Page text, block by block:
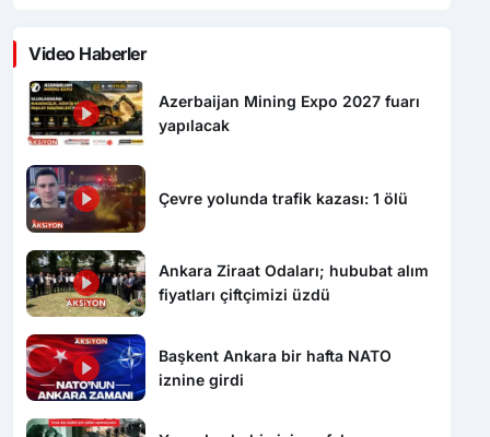
Video Haberler
Azerbaijan Mining Expo 2027 fuarı
yapılacak
Çevre yolunda trafik kazası: 1 ölü
Ankara Ziraat Odaları; hububat alım
fiyatları çiftçimizi üzdü
Başkent Ankara bir hafta NATO
iznine girdi